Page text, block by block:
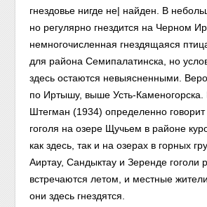
гнездовье нигде не| найден. В
но регулярно гнездится на Черном
немногочисленная гнездящаяся
для района Семипалатинска, но
здесь остаются невыясненными.
по Иртышу, выше Усть-Каменогорска.
Штегман (1934) определенно говорит
гоголя на озере Щучьем в районе
как здесь, так и на озерах в горных
Аиртау, Сандыктау и Зеренде гоголи
встречаются летом, и местные
они здесь гнездятся.